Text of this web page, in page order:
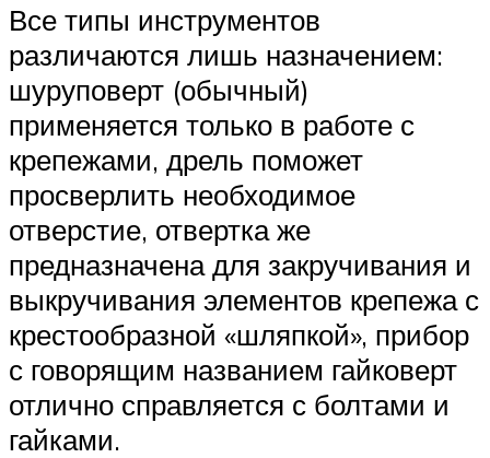
Все типы инструментов
различаются лишь назначением:
шуруповерт (обычный)
применяется только в работе с
крепежами, дрель поможет
просверлить необходимое
отверстие, отвертка же
предназначена для закручивания и
выкручивания элементов крепежа с
крестообразной «шляпкой», прибор
с говорящим названием гайковерт
отлично справляется с болтами и
гайками.